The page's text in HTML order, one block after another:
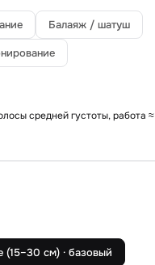
Балаяж / шатуш
средней густоты, работа ≈
(15–30 см) · базовый